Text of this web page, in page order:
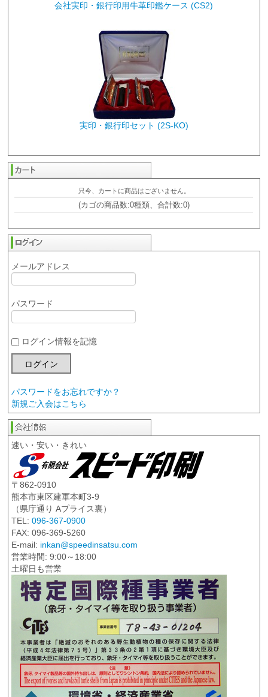
会社実印・銀行印用牛革印鑑ケース (CS2)
実印・銀行印セット (2S-KO)
只今、カートに商品はございません。
(カゴの商品数:0種類、合計数:0)
メールアドレス
パスワード
ログイン情報を記憶
パスワードをお忘れですか？
新規ご入会はこちら
速い・安い・きれい
〒862-0910
熊本市東区建軍本町3-9
（県庁通り Aプライス裏）
TEL:096-367-0900
FAX: 096-369-5260
E-mail: inkan@speedinsatsu.com
営業時間: 9:00～18:00
土曜日も営業